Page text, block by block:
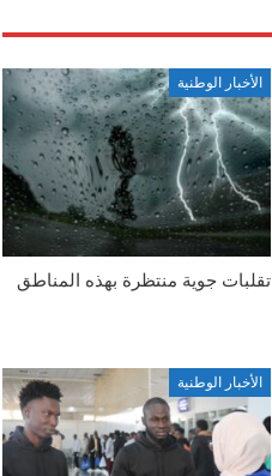
الأخبار الوطنية
تقلبات جوية منتظرة بهذه المناطق
الأخبار الوطنية